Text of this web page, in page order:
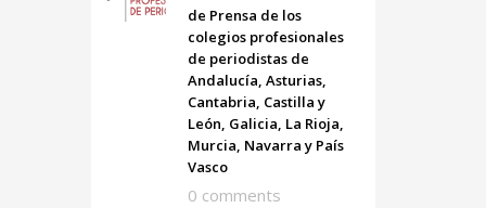
de Prensa de los
colegios profesionales
de periodistas de
Andalucía, Asturias,
Cantabria, Castilla y
León, Galicia, La Rioja,
Murcia, Navarra y País
Vasco
0 comments